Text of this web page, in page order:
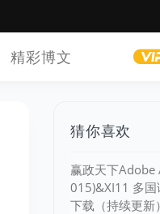
精彩博文
猜你喜欢
赢政天下Adobe
015)&XI11 多
下载（持续更新）